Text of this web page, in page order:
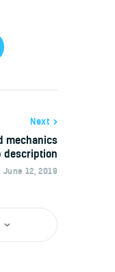
Next
mechanics
description
June 12, 2019